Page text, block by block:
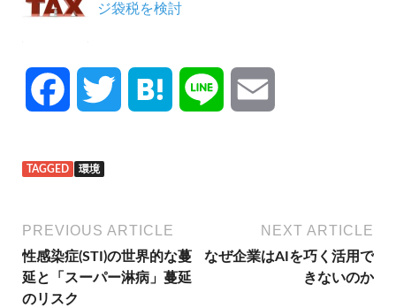
ジ袋税を検討
c
e
b
t
t n
i
TAGGED 環境
PREVIOUS ARTICLE
性感染症(STI)の世界的な蔓
延と「スーパー淋病」蔓延
のリスク
NEXT ARTICLE
なぜ企業はAIを巧く活用で
きないのか